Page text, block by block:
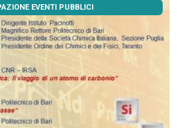
EVENTI PUBBLICI